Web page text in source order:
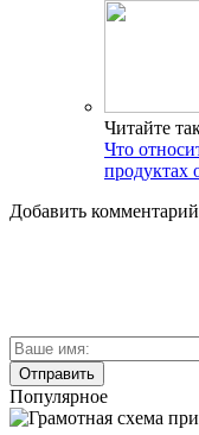
Читайте
Что
продуктах
Добавить комментарий
Популярное
ГДЕ ПРОХОДЯТ
УЛ. КРЫЛАТСКАЯ
Адрес